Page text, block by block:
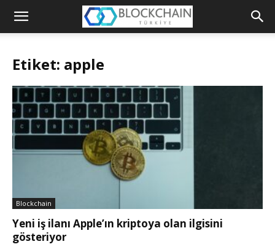
Blockchain
Etiket: apple
Blockchain
Yeni iş ilanı Apple’ın kriptoya olan ilgisini
gösteriyor